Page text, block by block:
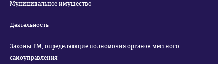
Муниципальное имущество
Деятельность
Законы РМ, определяющие полномочия органов местного
самоуправления